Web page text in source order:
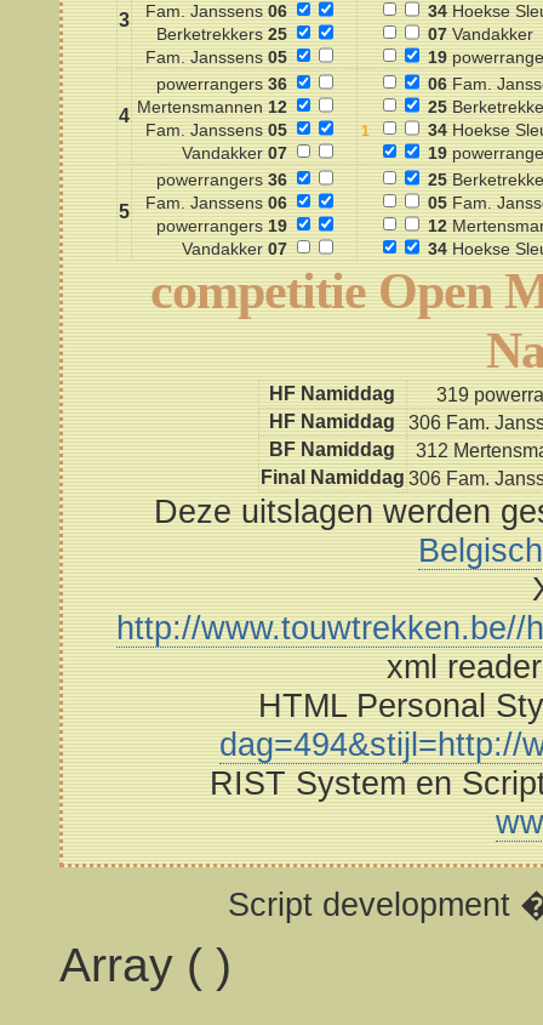
3
Fam. Janssens 06
Berketrekkers 25
Fam. Janssens 05
34Hoekse
07Vandakker
19
4
powerrangers 36
Mertensmannen 12
Fam. Janssens 05
Vandakker 07
06Fam.
25
34Hoekse
19
5
powerrangers 36
Fam. Janssens 06
powerrangers 19
Vandakker 07
25
05Fam.
12
34Hoekse
competitie Open
HF Namiddag
319
HF Namiddag
306 Fam.
BF Namiddag
312
Final Namiddag 306 Fam.
Deze uitslagen werden
http://www.touwtrekken.be//
xml
HTML Personal
dag=494&stijl=http://
RIST System en
Script development
Array ( )